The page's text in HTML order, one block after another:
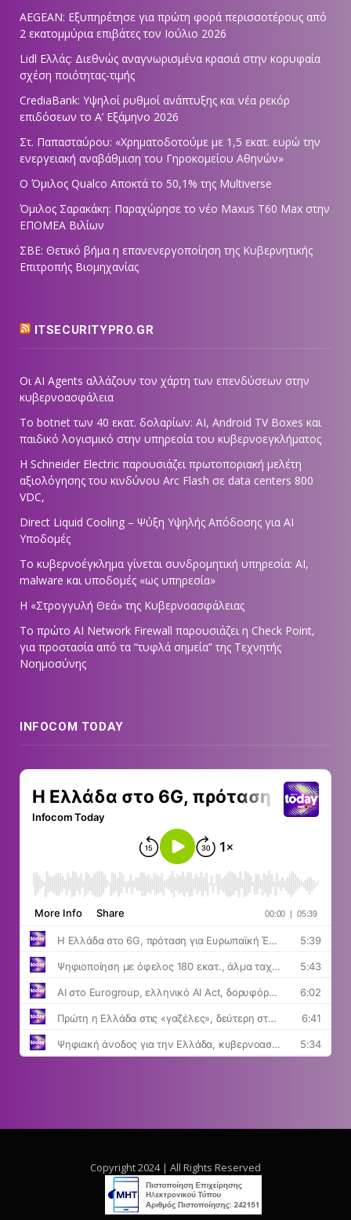
AEGEAN: Εξυπηρέτησε για πρώτη φορά περισσοτέρους από
2 εκατομμύρια επιβάτες τον Ιούλιο 2026
Lidl Ελλάς: Διεθνώς αναγνωρισμένα κρασιά στην κορυφαία
σχέση ποιότητας-τιμής
CrediaBank: Υψηλοί ρυθμοί ανάπτυξης και νέα ρεκόρ
επιδόσεων το Α’ Εξάμηνο 2026
Στ. Παπασταύρου: «Χρηματοδοτούμε με 1,5 εκατ. ευρώ την
ενεργειακή αναβάθμιση του Γηροκομείου Αθηνών»
Ο Όμιλος Qualco Αποκτά το 50,1% της Multiverse
Όμιλος Σαρακάκη: Παραχώρησε το νέο Maxus T60 Max στην
ΕΠΟΜΕΑ Βιλίων
ΣΒΕ: Θετικό βήμα η επανενεργοποίηση της Κυβερνητικής
Επιτροπής Βιομηχανίας
ITSECURITYPRO.GR
Οι AI Agents αλλάζουν τον χάρτη των επενδύσεων στην
κυβερνοασφάλεια
Το botnet των 40 εκατ. δολαρίων: AI, Android TV Boxes και
παιδικό λογισμικό στην υπηρεσία του κυβερνοεγκλήματος
Η Schneider Electric παρουσιάζει πρωτοποριακή μελέτη
αξιολόγησης του κινδύνου Arc Flash σε data centers 800
VDC,
Direct Liquid Cooling – Ψύξη Υψηλής Απόδοσης για AI
Υποδομές
Το κυβερνοέγκλημα γίνεται συνδρομητική υπηρεσία: AI,
malware και υποδομές «ως υπηρεσία»
Η «Στρογγυλή Θεά» της Κυβερνοασφάλειας
Tο πρώτο AI Network Firewall παρουσιάζει η Check Point,
για προστασία από τα “τυφλά σημεία” της Τεχνητής
Νοημοσύνης
INFOCOM TODAY
Copyright 2024 | All Rights Reserved